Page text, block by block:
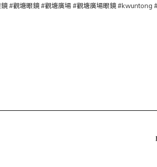
#觀塘眼鏡 #觀塘廣場 #觀塘廣場眼鏡 #kwuntong